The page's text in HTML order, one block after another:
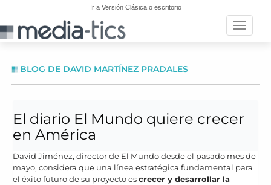
Ir a Versión Clásica o escritorio
Toggle
BLOG DE DAVID MARTÍNEZ PRADALES
El diario El Mundo quiere crecer
en América
David Jiménez, director de El Mundo desde el pasado mes de
mayo, considera que una línea estratégica fundamental para
el éxito futuro de su proyecto escrecer y desarrollar la